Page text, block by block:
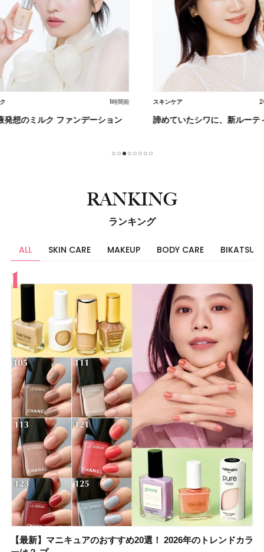
ション
2026.07.22
諦めていたシワに、新ルーティン
【プレゼ
RANKING
ランキング
ALL SKIN CARE MAKEUP BODY CARE BIKATSU
すべて
【最新】マニキュアのおすすめ20選！ 2026年のトレンドカラ
スキンケア
【石井美保さん】おすすめの「ブライトニング」11選！ スキ
メイク
【最新】マニキュアのおすすめ20選！ 2026年のトレンドカラ
ボディケア
【2026夏】「香水・フレグランス」ランキングTOP5！＜美
美活
【5分で万能！ 夏レシピ】「万能ねぎ塩だれ」の作り方＆ア
ヘア
【2026年夏】40代におすすめの髪型30選！ 若く見える・手
ライフスタイル
【鈴木えみさんの愛用品30選】コスメ・スキンケア・ヘアケ
ビューティーズ
【限定】&be「リップカラーデュオ 01 ピンクベージュ」レビ